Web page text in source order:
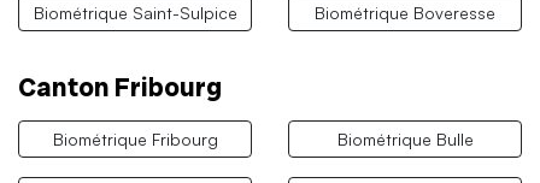
Biométrique Saint-Sulpice Biométrique Boveresse
Canton Fribourg
Biométrique Fribourg Biométrique Bulle